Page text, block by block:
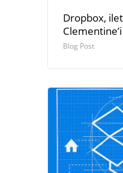
Dropbox,
Clementine’i
Blog Post